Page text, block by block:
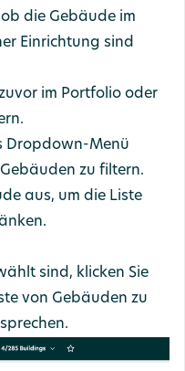
die Gebäude im
Einrichtung sind
im Portfolio oder
Dropdown-Menü
zu filtern.
aus, um die Liste
sind, klicken Sie
von Gebäuden zu